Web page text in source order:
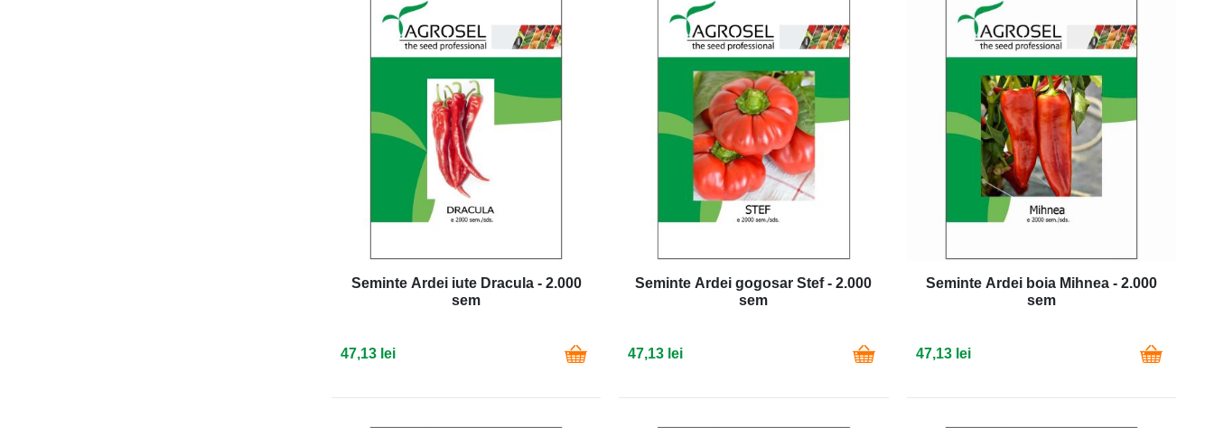
Seminte Ardei iute Dracula - 2.000
sem
47,13 lei
Seminte Ardei gogosar Stef - 2.000
sem
47,13 lei
Seminte Ardei boia Mihnea - 2.000
sem
47,13 lei